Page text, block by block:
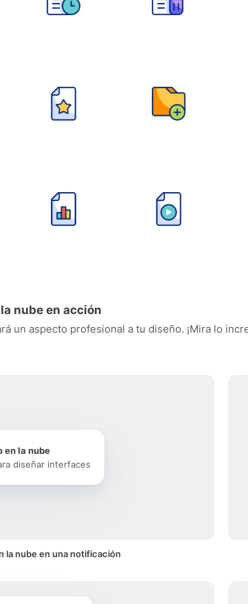
nube en acción
un aspecto profesional a tu diseño. ¡Mira lo
en la nube
diseñar interfaces
la nube en una notificación